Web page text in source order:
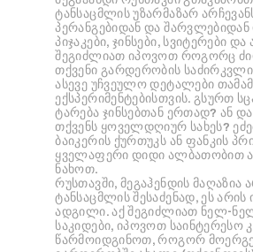
ტანსაცმლის უზარმაზარ
პერანგებიდან და
პიჯაკები, ჯინსები, სვიტერები და
შეგიძლიათ იპოვოთ როგორც
თქვენი გარდერობის
ასევე უჩვეულო დეტალები
ექსპერიმენტებისთვის. გსურთ
ტარება ჯინსებთან ერთად? ან
თქვენს ყოველდღიურ სახეს?
ბაიკერის ქურთუკს ან ფანკის
ყველაფერი დიდი ალბათობით
ნახოთ.
რუსთავში, მეგაჰენდის
ტანსაცმლის შესაძენად, ეს არის
ადგილი. აქ შეგიძლიათ ნელ-
საკიდები, იპოვოთ საინტერესო
წარმოიდგინოთ, როგორ